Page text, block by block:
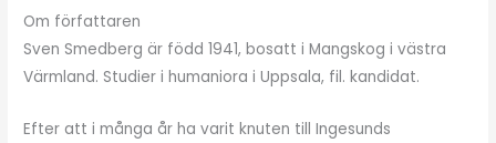
Om författaren
Sven Smedberg är född 1941, bosatt i Mangskog i västra
Värmland. Studier i humaniora i Uppsala, fil. kandidat.
Efter att i många år ha varit knuten till Ingesunds